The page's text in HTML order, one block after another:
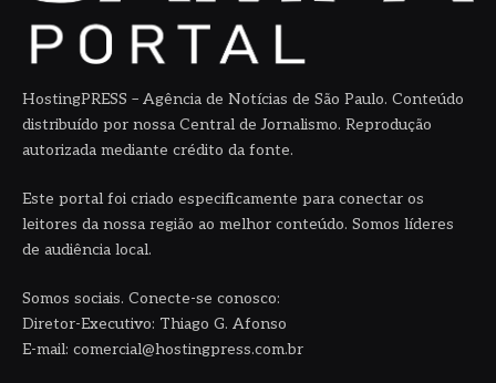
HostingPRESS – Agência de Notícias de São Paulo. Conteúdo
distribuído por nossa Central de Jornalismo. Reprodução
autorizada mediante crédito da fonte.
Este portal foi criado especificamente para conectar os
leitores da nossa região ao melhor conteúdo. Somos líderes
de audiência local.
Somos sociais. Conecte-se conosco:
Diretor-Executivo: Thiago G. Afonso
E-mail: comercial@hostingpress.com.br